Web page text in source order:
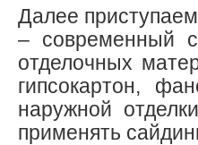
Далее
– современный
отделочных
гипсокартон,
наружной
применять